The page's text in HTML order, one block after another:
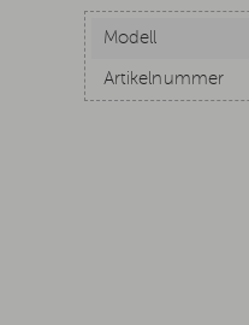
Modell
Artikelnummer